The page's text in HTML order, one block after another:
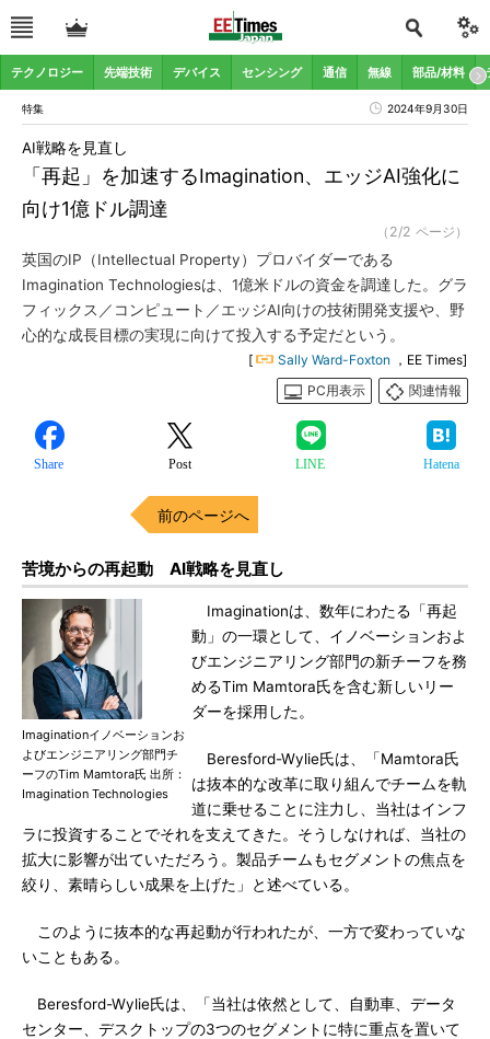
テクノロジー 先端技術 デバイス センシング 通信 無線 部品/材料
特集 2024年9月30日
「再起」を加速するImagination、エッジAI強化に
向け1億ドル調達
AI戦略を見直し
（2/2 ページ）
英国のIP（Intellectual Property）プロバイダーである
Imagination Technologiesは、1億米ドルの資金を調達した。グラ
フィックス／コンピュート／エッジAI向けの技術開発支援や、野
心的な成長目標の実現に向けて投入する予定だという。
[ Sally Ward-Foxton ，EE Times]
PC用表示
関連情報
Share Post LINE Hatena
前のページへ
苦境からの再起動 AI戦略を見直し
Imaginationイノベーションお
よびエンジニアリング部門チ
ーフのTim Mamtora氏 出所：
Imagination Technologies
Imaginationは、数年にわたる「再起
動」の一環として、イノベーションおよ
びエンジニアリング部門の新チーフを務
めるTim Mamtora氏を含む新しいリー
ダーを採用した。
Beresford-Wylie氏は、「Mamtora氏
は抜本的な改革に取り組んでチームを軌
道に乗せることに注力し、当社はインフ
ラに投資することでそれを支えてきた。そうしなければ、当社の
拡大に影響が出ていただろう。製品チームもセグメントの焦点を
絞り、素晴らしい成果を上げた」と述べている。
このように抜本的な再起動が行われたが、一方で変わっていな
いこともある。
Beresford-Wylie氏は、「当社は依然として、自動車、データ
センター、デスクトップの3つのセグメントに特に重点を置いて